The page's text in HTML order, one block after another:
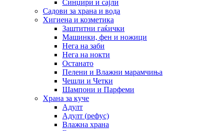
Синџири и сајли
Садови за храна и вода
Хигиена и козметика
Заштитни гаќички
Машинки, фен и ножици
Нега на заби
Нега на нокти
Останато
Пелени и Влажни марамчиња
Чешли и Четки
Шампони и Парфеми
Храна за куче
Адулт
Адулт (рефус)
Влажна храна